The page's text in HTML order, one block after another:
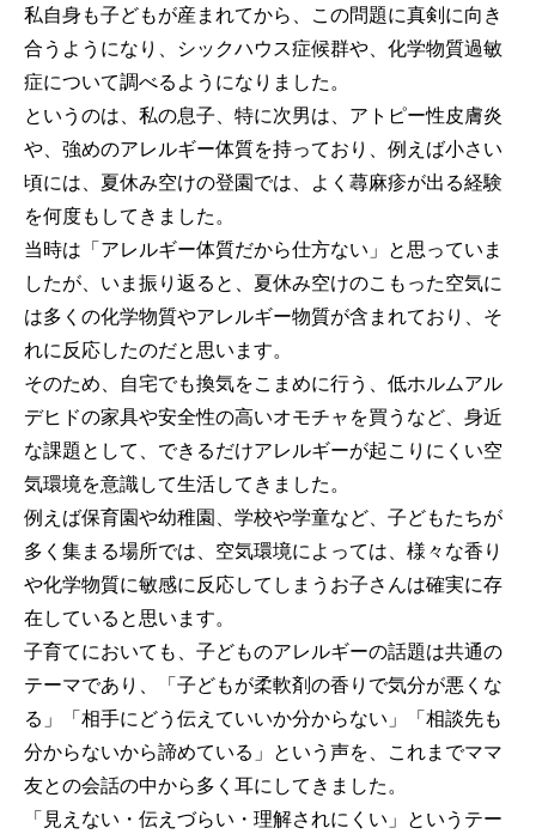
私自身も子どもが産まれてから、この問題に真剣に向き
合うようになり、シックハウス症候群や、化学物質過敏
症について調べるようになりました。
というのは、私の息子、特に次男は、アトピー性皮膚炎
や、強めのアレルギー体質を持っており、例えば小さい
頃には、夏休み空けの登園では、よく蕁麻疹が出る経験
を何度もしてきました。
当時は「アレルギー体質だから仕方ない」と思っていま
したが、いま振り返ると、夏休み空けのこもった空気に
は多くの化学物質やアレルギー物質が含まれており、そ
れに反応したのだと思います。
そのため、自宅でも換気をこまめに行う、低ホルムアル
デヒドの家具や安全性の高いオモチャを買うなど、身近
な課題として、できるだけアレルギーが起こりにくい空
気環境を意識して生活してきました。
例えば保育園や幼稚園、学校や学童など、子どもたちが
多く集まる場所では、空気環境によっては、様々な香り
や化学物質に敏感に反応してしまうお子さんは確実に存
在していると思います。
子育てにおいても、子どものアレルギーの話題は共通の
テーマであり、「子どもが柔軟剤の香りで気分が悪くな
る」「相手にどう伝えていいか分からない」「相談先も
分からないから諦めている」という声を、これまでママ
友との会話の中から多く耳にしてきました。
「見えない・伝えづらい・理解されにくい」というテー